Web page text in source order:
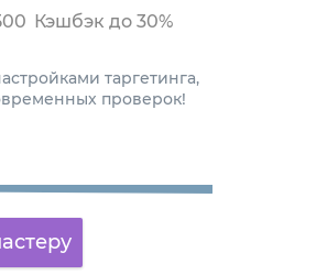
Кэшбэк до 30%
таргетинга,
проверок!